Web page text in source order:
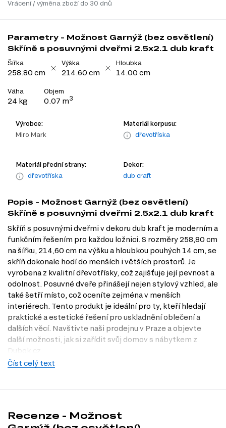
Vrácení / výměna zboží do 30 dnů
Parametry - Možnost Garnýž (bez osvětlení)
Skříně s posuvnými dveřmi 2.5x2.1 dub kraft
Šířka
258.80 cm
Výška
214.60 cm
Hloubka
14.00 cm
Váha
24 kg
Objem
0.07 m3
Výrobce:
Miro Mark
Materiál korpusu:
dřevotříska
Materiál přední strany:
dřevotříska
Dekor:
dub craft
Popis - Možnost Garnýž (bez osvětlení)
Skříně s posuvnými dveřmi 2.5x2.1 dub kraft
Skříň s posuvnými dveřmi v dekoru dub kraft je moderním a
funkčním řešením pro každou ložnici. S rozměry 258,80 cm
na šířku, 214,60 cm na výšku a hloubkou pouhých 14 cm, se
skříň dokonale hodí do menších i větších prostorů. Je
vyrobena z kvalitní dřevotřísky, což zajišťuje její pevnost a
odolnost. Posuvné dveře přinášejí nejen stylový vzhled, ale
také šetří místo, což oceníte zejména v menších
interiérech. Tento produkt je ideální pro ty, kteří hledají
praktické a estetické řešení pro uskladnění oblečení a
dalších věcí. Navštivte naši prodejnu v Praze a objevte
další možnosti, jak si zařídit svůj domov s nábytkem z
Dubok.cz.
Charakteristiky, vlastnosti a výhody
skříně bez nutnosti vyčlenění prostoru pro otevírání klasických
Číst celý text
Recenze - Možnost